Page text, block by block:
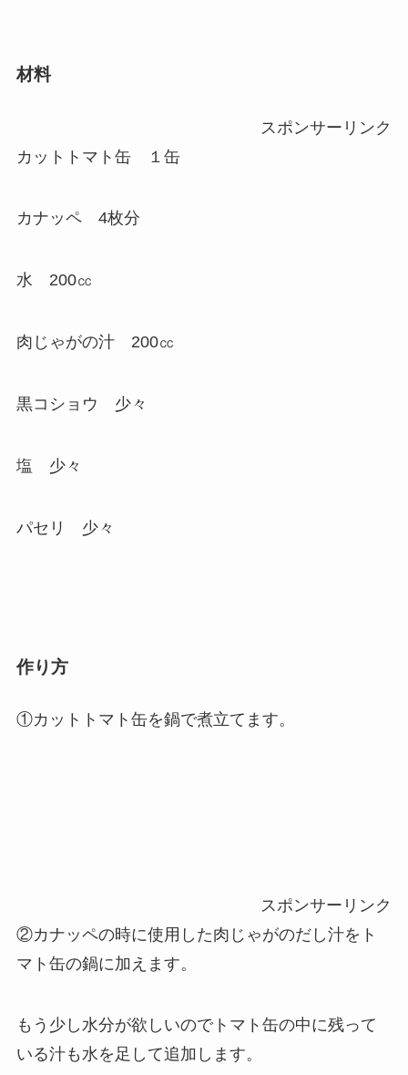
材料
スポンサーリンク
カットトマト缶 １缶
カナッペ 4枚分
水 200㏄
肉じゃがの汁 200㏄
黒コショウ 少々
塩 少々
パセリ 少々
作り方
①カットトマト缶を鍋で煮立てます。
スポンサーリンク
②カナッペの時に使用した肉じゃがのだし汁をト
マト缶の鍋に加えます。
もう少し水分が欲しいのでトマト缶の中に残って
いる汁も水を足して追加します。